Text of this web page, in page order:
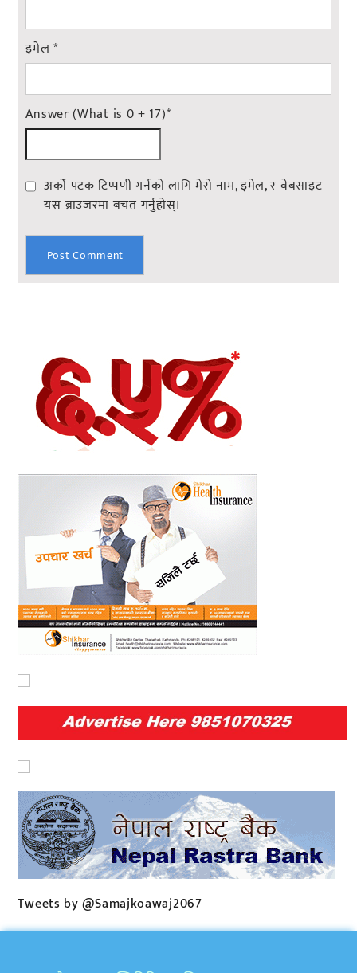
इमेल*
Answer (What is 0 + 17)*
अर्को पटक टिप्पणी गर्नको लागि मेरो नाम, इमेल, र वेबसाइट
यस ब्राउजरमा बचत गर्नुहोस्।
Tweets by @Samajkoawaj2067